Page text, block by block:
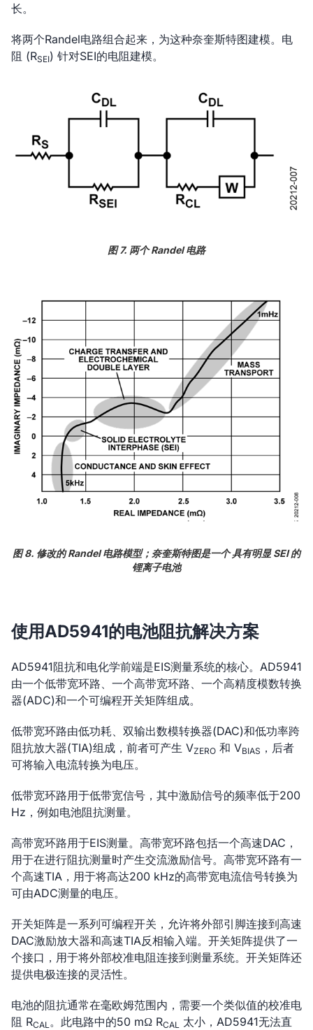
长。
将两个Randel电路组合起来，为这种奈奎斯特图建模。电
阻 (RSEI) 针对SEI的电阻建模。
图 7. 两个 Randel 电路
图 8. 修改的 Randel 电路模型；奈奎斯特图是一个 具有明显 SEI 的
锂离子电池
使用AD5941的电池阻抗解决方案
AD5941阻抗和电化学前端是EIS测量系统的核心。AD5941
由一个低带宽环路、一个高带宽环路、一个高精度模数转换
器(ADC)和一个可编程开关矩阵组成。
低带宽环路由低功耗、双输出数模转换器(DAC)和低功率跨
阻抗放大器(TIA)组成，前者可产生 VZERO 和 VBIAS ，后者
可将输入电流转换为电压。
低带宽环路用于低带宽信号，其中激励信号的频率低于200
Hz，例如电池阻抗测量。
高带宽环路用于EIS测量。高带宽环路包括一个高速DAC，
用于在进行阻抗测量时产生交流激励信号。高带宽环路有一
个高速TIA，用于将高达200 kHz的高带宽电流信号转换为
可由ADC测量的电压。
开关矩阵是一系列可编程开关，允许将外部引脚连接到高速
DAC激励放大器和高速TIA反相输入端。开关矩阵提供了一
个接口，用于将外部校准电阻连接到测量系统。开关矩阵还
提供电极连接的灵活性。
电池的阻抗通常在毫欧姆范围内，需要一个类似值的校准电
阻 RCAL 。此电路中的50 mΩ RCAL 太小，AD5941无法直